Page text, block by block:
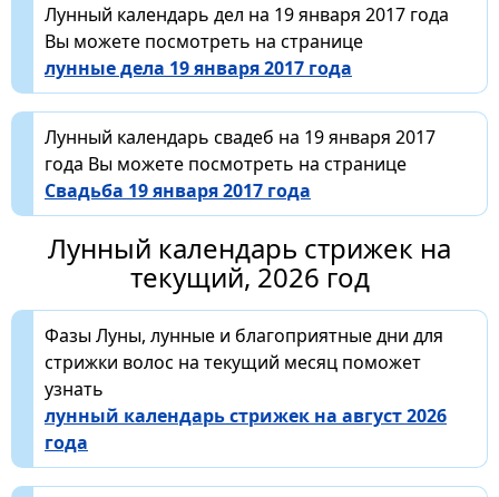
Лунный календарь дел на 19 января 2017 года
Вы можете посмотреть на странице
лунные дела 19 января 2017 года
Лунный календарь свадеб на 19 января 2017
года Вы можете посмотреть на странице
Свадьба 19 января 2017 года
Лунный календарь стрижек на
текущий, 2026 год
Фазы Луны, лунные и благоприятные дни для
стрижки волос на текущий месяц поможет
узнать
лунный календарь стрижек на август 2026
года